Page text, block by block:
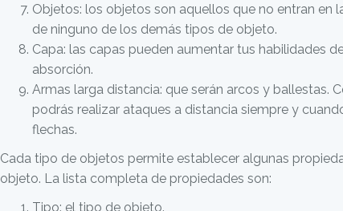
Objetos: los objetos son aquellos que no entran en
de ninguno de los demás tipos de objeto.
Capa: las capas pueden aumentar tus habilidades
absorción.
Armas larga distancia: que serán arcos y ballestas.
podrás realizar ataques a distancia siempre y
flechas.
Cada tipo de objetos permite establecer algunas
objeto. La lista completa de propiedades son:
Tipo: el tipo de objeto.